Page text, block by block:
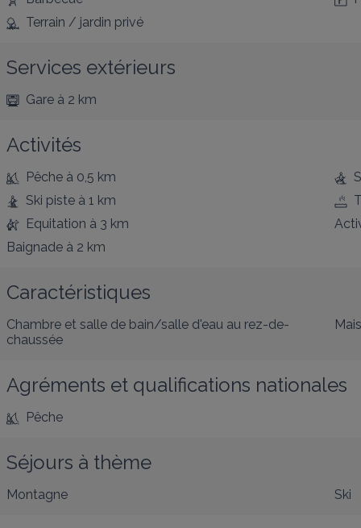
Terrain / jardin privé
Services extérieurs
Gare à 2 km
Activités
Pêche à 0,5 km
Ski piste à 1 km
Equitation à 3 km
Baignade à 2 km
Caractéristiques
Chambre et salle de bain/salle d'eau au rez-de-
chaussée
Agréments et qualifications nationales
Pêche
Séjours à thème
Montagne Ski